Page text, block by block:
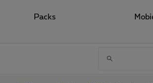
Packs